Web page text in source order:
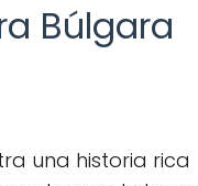
Búlgara
una historia rica